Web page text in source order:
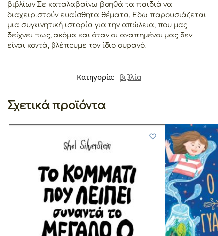
βιβλίων Σε καταλαβαίνω βοηθά τα παιδιά να
διαχειριστούν ευαίσθητα θέματα. Εδώ παρουσιάζεται
μια συγκινητική ιστορία για την απώλεια, που μας
δείχνει πως, ακόμα και όταν οι αγαπημένοι μας δεν
είναι κοντά, βλέπουμε τον ίδιο ουρανό.
Κατηγορία: βιβλία
Σχετικά προϊόντα